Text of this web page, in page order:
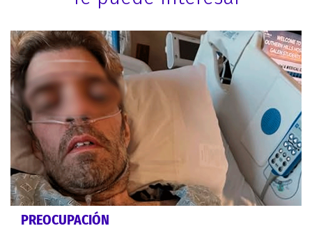
PREOCUPACIÓN